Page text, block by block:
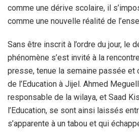
comme une dérive scolaire, il
comme une nouvelle réalité de
Sans être inscrit à l’ordre du jour, le
phénomène s’est invité à la
presse, tenue la semaine passée et
de l’Education à Jijel. Ahmed
responsable de la wilaya, et Saad
l’Education, se sont ainsi laissés
s’apparente à un tabou et qui